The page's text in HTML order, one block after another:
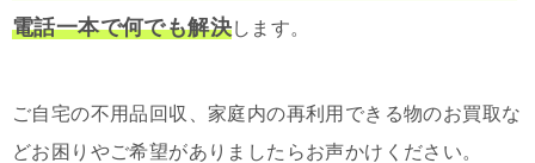
電話一本で何でも解決します。
ご自宅の不用品回収、家庭内の再利用できる物のお買取な
どお困りやご希望がありましたらお声かけください。